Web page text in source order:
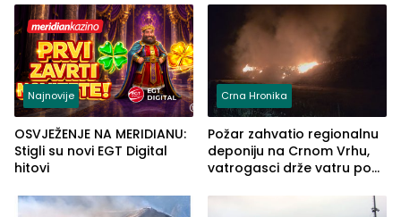
ove godine
Najnovije
OSVJEŽENJE NA MERIDIANU:
Stigli su novi EGT Digital
hitovi
Crna Hronika
Požar zahvatio regionalnu
deponiju na Crnom Vrhu,
vatrogasci drže vatru pod